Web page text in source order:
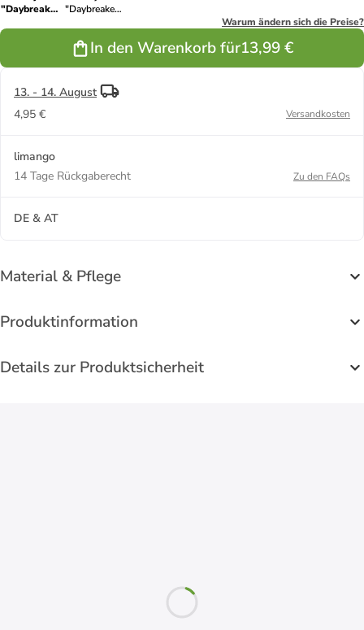
"Daybreaker "Daybreaker
Warum ändern sich die Preise?
In den Warenkorb für13,99 €
13. - 14. August
4,95 €
Versandkosten
limango
14 Tage Rückgaberecht
Zu den FAQs
DE & AT
Material & Pflege
Produktinformation
Details zur Produktsicherheit